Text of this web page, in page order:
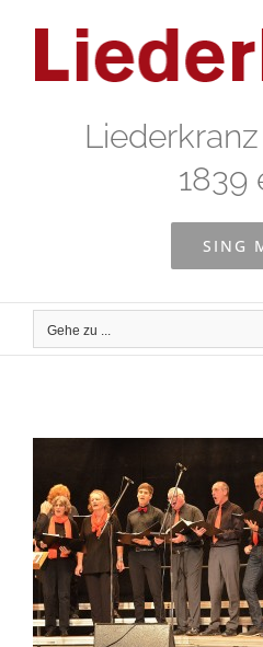
springen
1839
SING
Gehe zu ...